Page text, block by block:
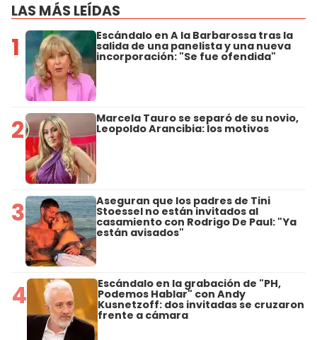
LAS MÁS LEÍDAS
1 Escándalo en A la Barbarossa tras la
salida de una panelista y una nueva
incorporación: "Se fue ofendida"
2 Marcela Tauro se separó de su novio,
Leopoldo Arancibia: los motivos
3 Aseguran que los padres de Tini
Stoessel no están invitados al
casamiento con Rodrigo De Paul: "Ya
están avisados"
4 Escándalo en la grabación de "PH,
Podemos Hablar" con Andy
Kusnetzoff: dos invitadas se cruzaron
frente a cámara